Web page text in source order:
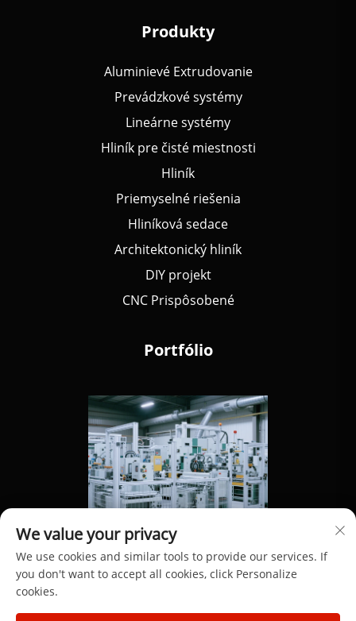
Produkty
Aluminievé Extrudovanie
Prevádzkové systémy
Lineárne systémy
Hliník pre čisté miestnosti
Hliník
Priemyselné riešenia
Hliníková sedace
Architektonický hliník
DIY projekt
CNC Prispôsobené
Portfólio
Autorské práva © 2025 spoločnosťou Dongguan Hengdong
We value your privacy
We use cookies and similar tools to provide our services. If
you don't want to accept all cookies, click Personalize
cookies.